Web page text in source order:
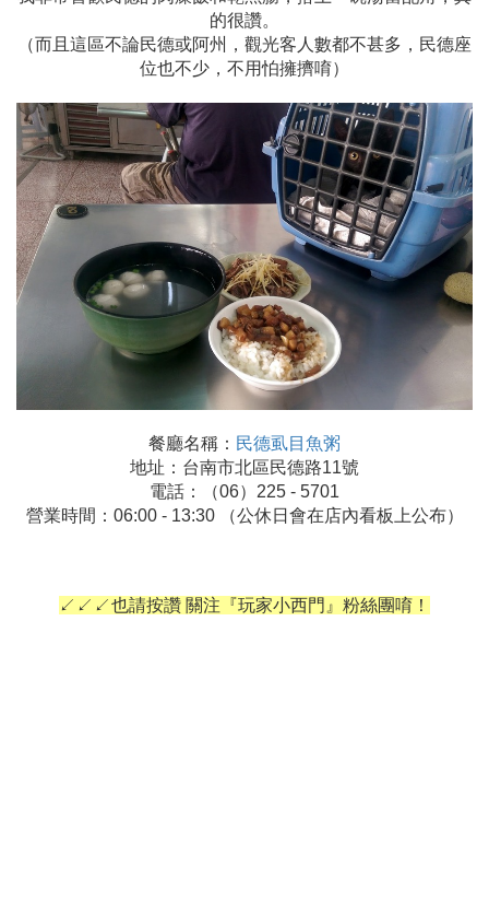
的很讚。
（而且這區不論民德或阿州，觀光客人數都不甚多，民德座
位也不少，不用怕擁擠唷）
餐廳名稱： 民德虱目魚粥
地址：台南市北區民德路11號
電話：（06）225 - 5701
營業時間：06:00 - 13:30 （公休日會在店內看板上公布）
↙↙↙也請按讚 關注『玩家小西門』粉絲團唷！